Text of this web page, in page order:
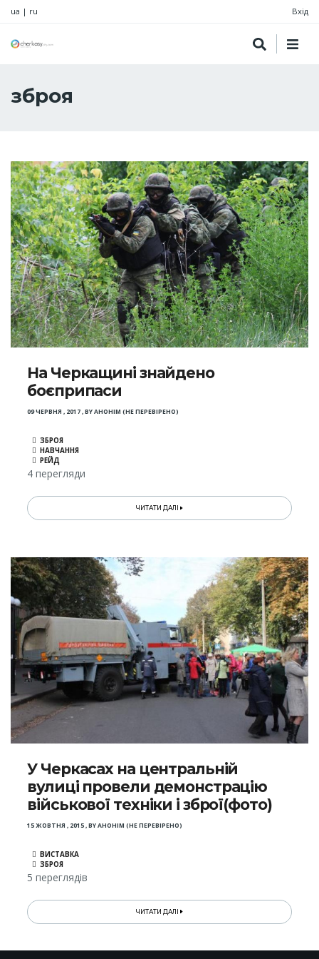
ua | ru Вхід
зброя
На Черкащині знайдено
боєприпаси
09 ЧЕРВНЯ , 2017,BYАНОНІМ (НЕ ПЕРЕВІРЕНО)
ЗБРОЯ
НАВЧАННЯ
РЕЙД
4 перегляди
ЧИТАТИ ДАЛІ
У Черкасах на центральній
вулиці провели демонстрацію
військової техніки і зброї(фото)
15 ЖОВТНЯ , 2015,BYАНОНІМ (НЕ ПЕРЕВІРЕНО)
ВИСТАВКА
ЗБРОЯ
5 переглядів
ЧИТАТИ ДАЛІ